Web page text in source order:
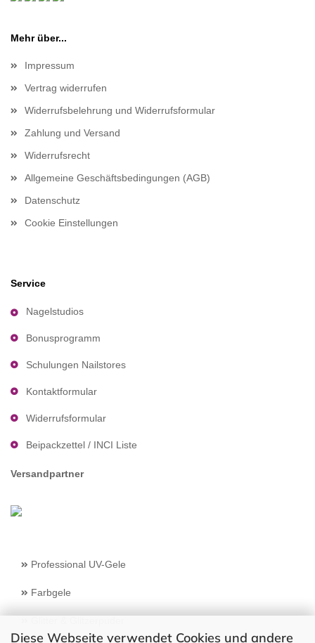
Diese Webseite verwendet Cookies und andere
Mehr über...
Impressum
Vertrag widerrufen
Widerrufsbelehrung und Widerrufsformular
Zahlung und Versand
Widerrufsrecht
Allgemeine Geschäftsbedingungen (AGB)
Datenschutz
Cookie Einstellungen
Service
Nagelstudios
Bonusprogramm
Schulungen Nailstores
Kontaktformular
Widerrufsformular
Beipackzettel / INCI Liste
Versandpartner
Professional UV-Gele
Farbgele